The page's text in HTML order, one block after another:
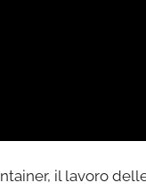
il lavoro